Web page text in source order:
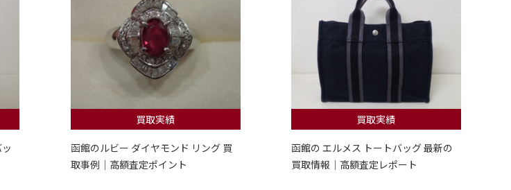
買取実績
函館のルビー ダイヤモンド リング 買
取事例｜高額査定ポイント
買取実績
函館の エルメス トートバッグ 最新の
買取情報｜高額査定レポート